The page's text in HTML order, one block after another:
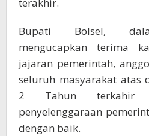
terakhir.
Bupati Bolsel,
mengucapkan terima
jajaran pemerintah,
seluruh masyarakat atas
2 Tahun terkahir
penyelenggaraan
dengan baik.